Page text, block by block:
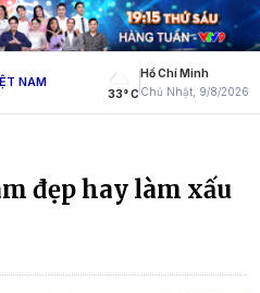
NAM
33° C
Hồ Chí Minh
Chủ Nhật, 9/8/2026
đẹp hay làm xấu